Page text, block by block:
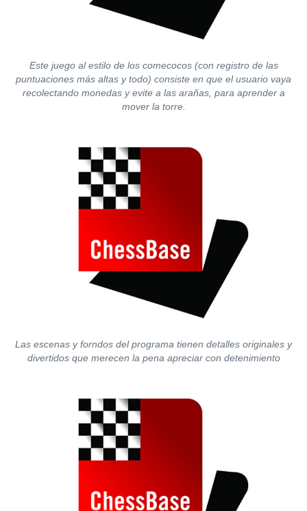
Este juego al estilo de los comecocos (con registro de las
puntuaciones más altas y todo) consiste en que el usuario vaya
recolectando monedas y evite a las arañas, para aprender a
mover la torre.
Las escenas y forndos del programa tienen detalles originales y
divertidos que merecen la pena apreciar con detenimiento